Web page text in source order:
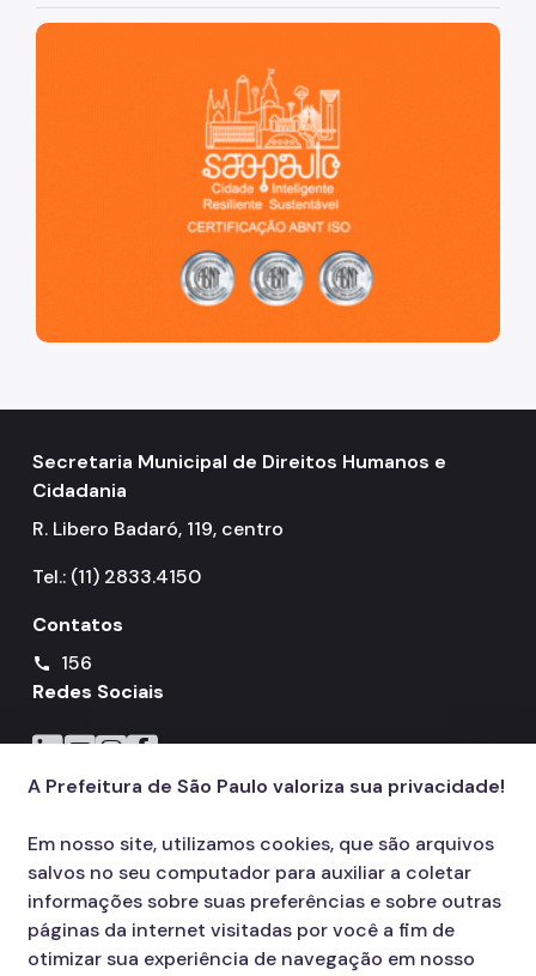
São Paulo, cidade inteligente, resiliente e sustentável
Secretaria Municipal de Direitos Humanos e
Cidadania
R. Libero Badaró, 119, centro
Tel.: (11) 2833.4150
Contatos
call
156
Redes Sociais
Icone do LinkedIn
Icone do YouTube
Icone do Instagram
Icone do Facebook
A Prefeitura de São Paulo valoriza sua privacidade!
Em nosso site, utilizamos cookies, que são arquivos
salvos no seu computador para auxiliar a coletar
informações sobre suas preferências e sobre outras
páginas da internet visitadas por você a fim de
otimizar sua experiência de navegação em nosso